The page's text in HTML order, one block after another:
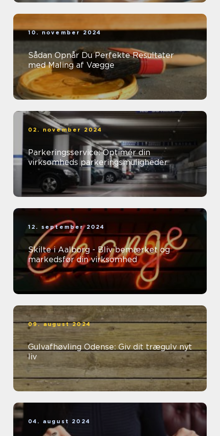
10. november 2024
Sådan Opnår Du Perfekte Resultater
med Maling af Vægge
02. november 2024
Parkeringsservice: Optimér din
virksomheds parkeringsmuligheder
12. september 2024
Skilte i Aalborg - Bliv bemærket og
markedsfør din virksomhed
09. august 2024
Gulvafhøvling Odense: Giv dit trægulv nyt
liv
04. august 2024